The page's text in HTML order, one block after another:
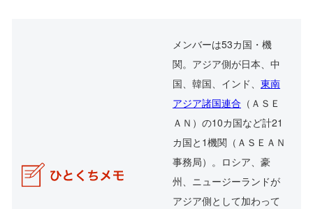
メンバーは53カ国・機
関。アジア側が日本、中
国、韓国、インド、 東南
アジア諸国連合 （ＡＳＥ
ＡＮ）の10カ国など計21
カ国と1機関（ＡＳＥＡＮ
事務局）。ロシア、豪
州、ニュージーランドが
アジア側として加わって